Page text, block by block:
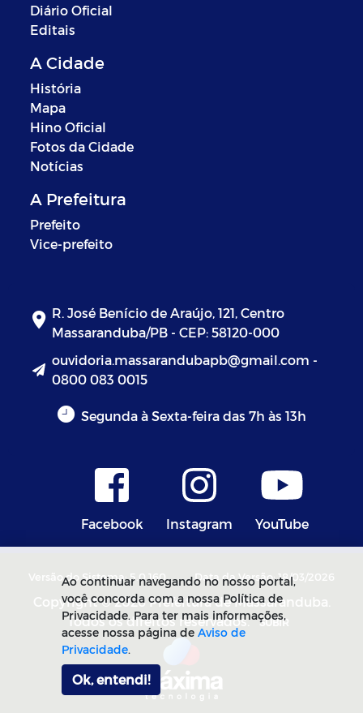
Diário Oficial
Editais
A Cidade
História
Mapa
Hino Oficial
Fotos da Cidade
Notícias
A Prefeitura
Prefeito
Vice-prefeito
R. José Benício de Araújo, 121, Centro
Massaranduba/PB - CEP: 58120-000
ouvidoria.massarandubapb@gmail.com -
0800 083 0015
Segunda à Sexta-feira das 7h às 13h
Facebook Instagram YouTube
Versão do Sistema: 5.0.160 Data da Versão: 18/03/2026
Copyright © 2026 Prefeitura de Massaranduba.
Todos os direitos reservados. SUBIR
Ao continuar navegando no nosso portal,
você concorda com a nossa Política de
Privacidade. Para ter mais informações,
acesse nossa página de Aviso de
Privacidade.
Ok, entendi!